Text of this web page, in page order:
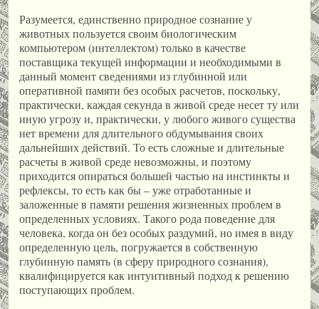
Разумеется, единственно природное сознание у
животных пользуется своим биологическим
компьютером (интеллектом) только в качестве
поставщика текущей информации и необходимыми в
данный момент сведениями из глубинной или
оперативной памяти без особых расчетов, поскольку,
практически, каждая секунда в живой среде несет ту или
иную угрозу и, практически, у любого живого существа
нет времени для длительного обдумывания своих
дальнейших действий. То есть сложные и длительные
расчеты в живой среде невозможны, и поэтому
приходится опираться большей частью на инстинкты и
рефлексы, то есть как бы – уже отработанные и
заложенные в памяти решения жизненных проблем в
определенных условиях. Такого рода поведение для
человека, когда он без особых раздумий, но имея в виду
определенную цель, погружается в собственную
глубинную память (в сферу природного сознания),
квалифицируется как интуитивный подход к решению
поступающих проблем.